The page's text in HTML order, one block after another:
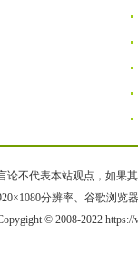
论不代表本站观点，如果
分辨率、谷歌浏览
© 2008-2022